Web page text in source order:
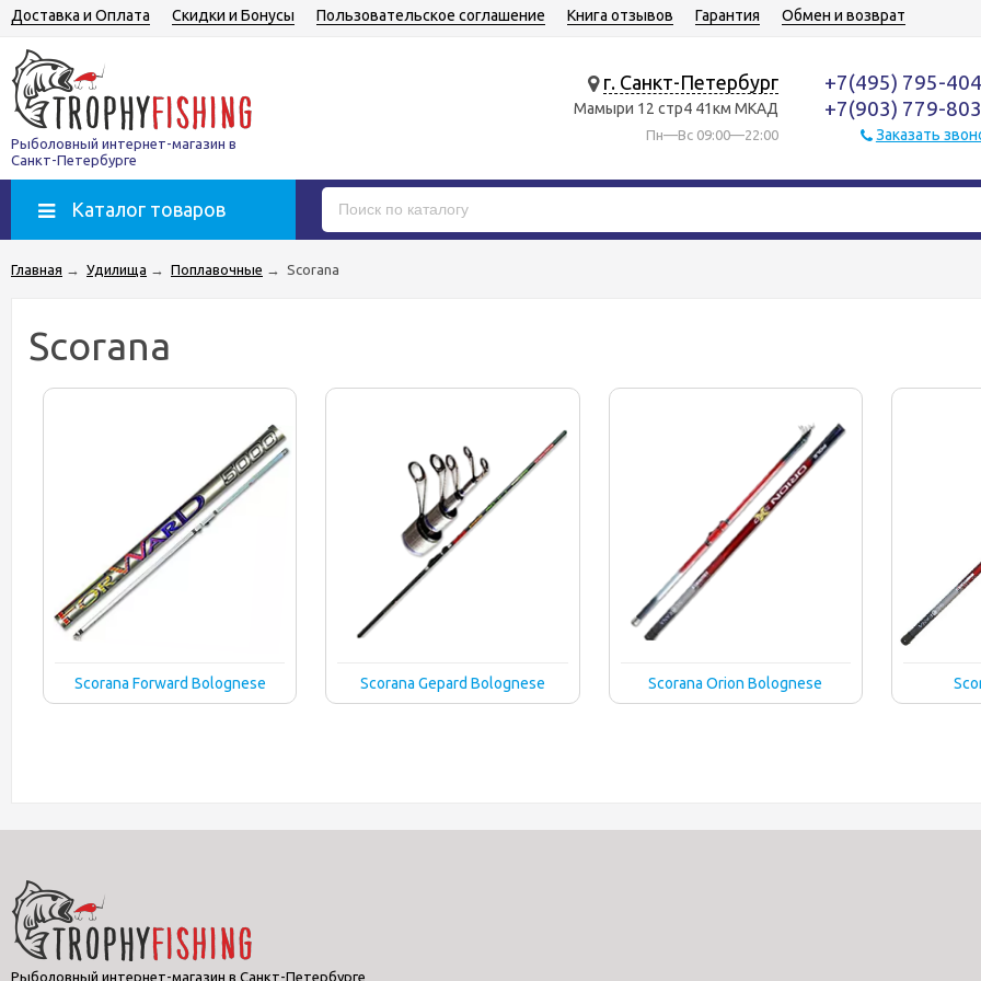
Доставка и Оплата Скидки и Бонусы Пользовательское соглашение Книга отзывов Гарантия Обмен и возврат
Рыболовный интернет-магазин в
Санкт-Петербурге
г. Санкт-Петербург
Мамыри 12 стр4 41км МКАД
Пн—Вс 09:00—22:00
+7(495) 795-
+7(903) 779-
Заказать
Каталог товаров
Главная → Удилища → Поплавочные → Scorana
Scorana
Scorana Forward Bolognese Scorana Gepard Bolognese Scorana Orion Bolognese
Рыболовный интернет-магазин в Санкт-Петербурге